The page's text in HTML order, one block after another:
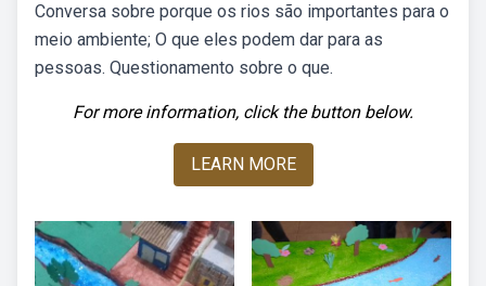
Conversa sobre porque os rios são importantes para o
meio ambiente; O que eles podem dar para as
pessoas. Questionamento sobre o que.
For more information, click the button below.
LEARN MORE